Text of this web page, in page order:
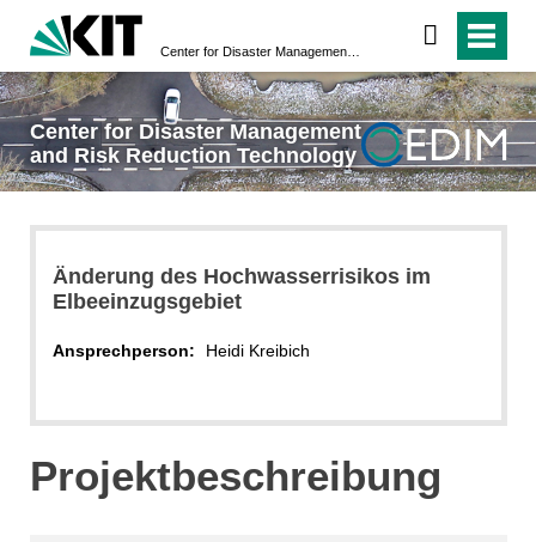
Center for Disaster Management
and Risk Reduction Technology
Änderung des Hochwasserrisikos im
Elbeeinzugsgebiet
Ansprechperson: Heidi Kreibich
Projektbeschreibung